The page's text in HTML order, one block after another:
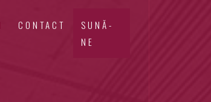
CONTACT
SUNĂ-
NE